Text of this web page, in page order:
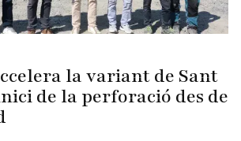
la variant de Sant
de la perforació des de